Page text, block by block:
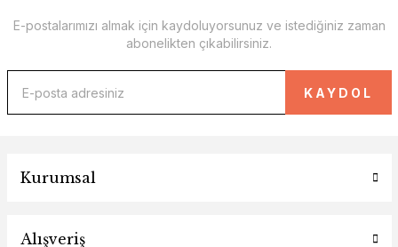
E-postalarımızı almak için kaydoluyorsunuz ve istediğiniz zaman
abonelikten çıkabilirsiniz.
KAYDOL
Kurumsal
Alışveriş